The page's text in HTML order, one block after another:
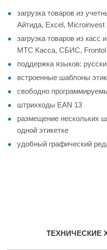
загрузка товаров из
Айтида, Excel, Microinvest
загрузка товаров из
МТС Касса, СБИС, Frontol
поддержка языков:
встроенные шаблоны
свободно
штрихкоды EAN 13
размещение нескольких
одной этикетке
удобный графический
ТЕХНИЧЕСКИЕ